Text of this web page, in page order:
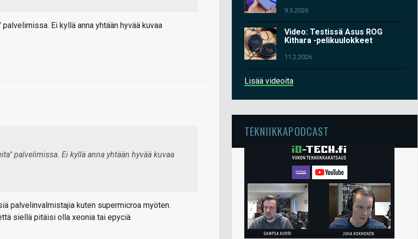
Ei kyllä anna yhtään hyvää kuvaa
palvelimissa. Ei kyllä anna yhtään hyvää kuvaa
palvelinvalmistajia kuten supermicroa myöten.
siellä pitäisi olla xeonia tai epyciä
9.3.2026
Video: Testissä Asus ROG
Kithara -pelikuulokkeet
11.2.2026
Lisää videoita
TEKNIIKKAPODCAST